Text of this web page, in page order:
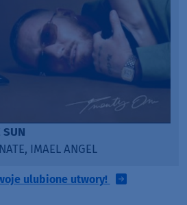
ulubione utwory!